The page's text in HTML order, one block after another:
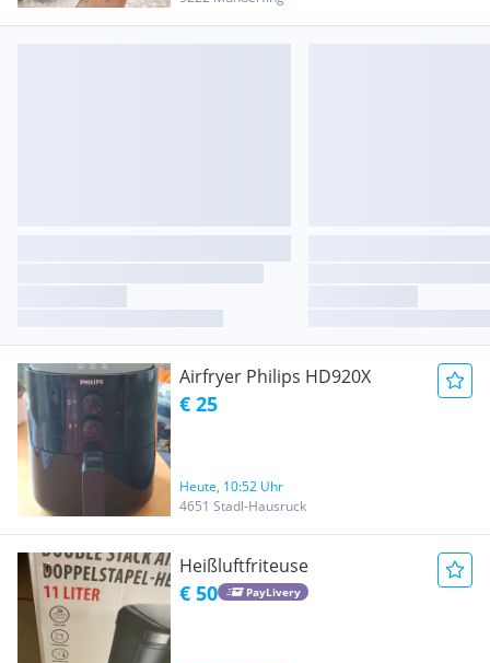
Airfryer Philips HD920X
€ 25
Heute, 10:52 Uhr
4651 Stadl-Hausruck
Heißluftfriteuse
€ 50 PayLivery